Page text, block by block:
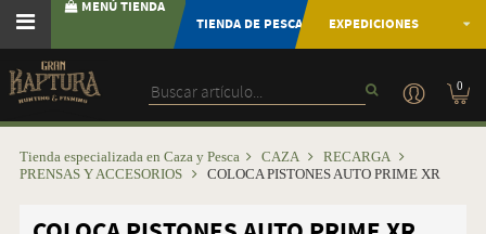
MENÚ TIENDA
TIENDA DE PESCA
EXPEDICIONES
0
Tienda especializada en Caza y Pesca CAZA
RECARGA
PRENSAS Y ACCESORIOS
COLOCA PISTONES AUTO PRIME XR